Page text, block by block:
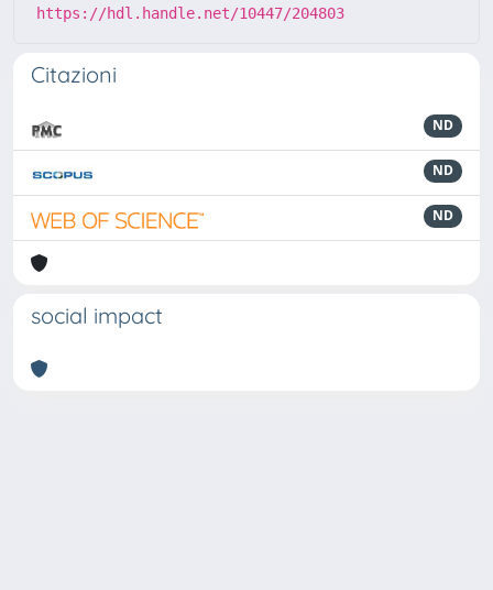
https://hdl.handle.net/10447/204803
Citazioni
ND
ND
ND
social impact